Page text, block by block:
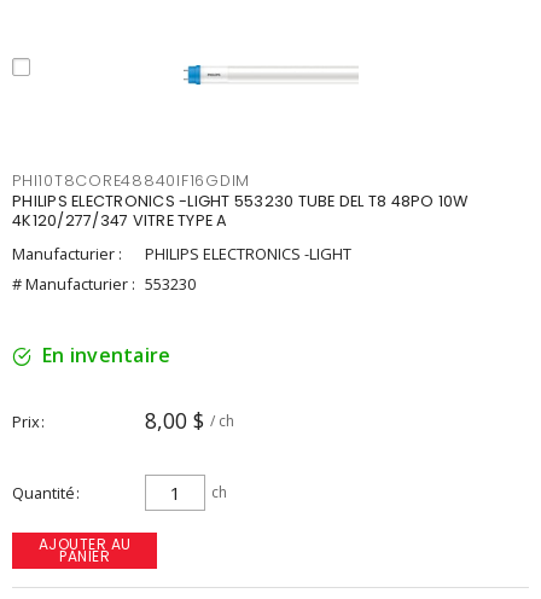
PHI10T8CORE48840IF16GDIM
PHILIPS ELECTRONICS -LIGHT 553230 TUBE DEL T8 48PO 10W
4K120/277/347 VITRE TYPE A
Manufacturier :
PHILIPS ELECTRONICS -LIGHT
# Manufacturier : 553230
En inventaire
Prix 8,00 $ / ch
Quantité ch
AJOUTER AU
PANIER